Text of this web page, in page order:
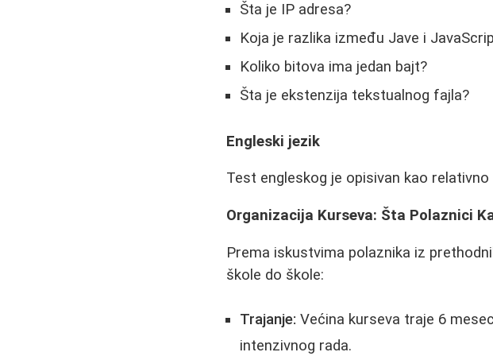
Šta je IP adresa?
Koja je razlika između Jave i
Koliko bitova ima jedan bajt?
Šta je ekstenzija tekstualnog fajla?
Engleski jezik
Test engleskog je opisivan kao
Organizacija Kurseva: Šta Polaznici
Prema iskustvima polaznika iz
škole do škole:
Trajanje: Većina kurseva traje 6
intenzivnog rada.